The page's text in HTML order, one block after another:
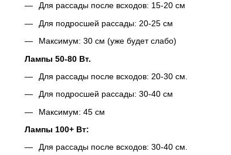
Для рассады после всходов: 15-20 см
Для подросшей рассады: 20-25 см
Максимум: 30 см (уже будет слабо)
Лампы 50-80 Вт.
Для рассады после всходов: 20-30 см.
Для подросшей рассады: 30-40 см
Максимум: 45 см
Лампы 100+ Вт:
Для рассады после всходов: 30-40 см.